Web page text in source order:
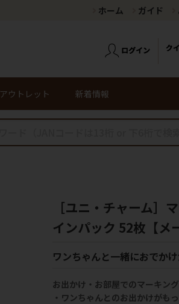
ホーム ガイド
アウトレット 新着情報
［ユニ・チャーム］
インパック 52枚【メ
ワンちゃんと一緒におでか
お出かけ・お部屋でのマーキン
・ワンちゃんとのお出かけがも